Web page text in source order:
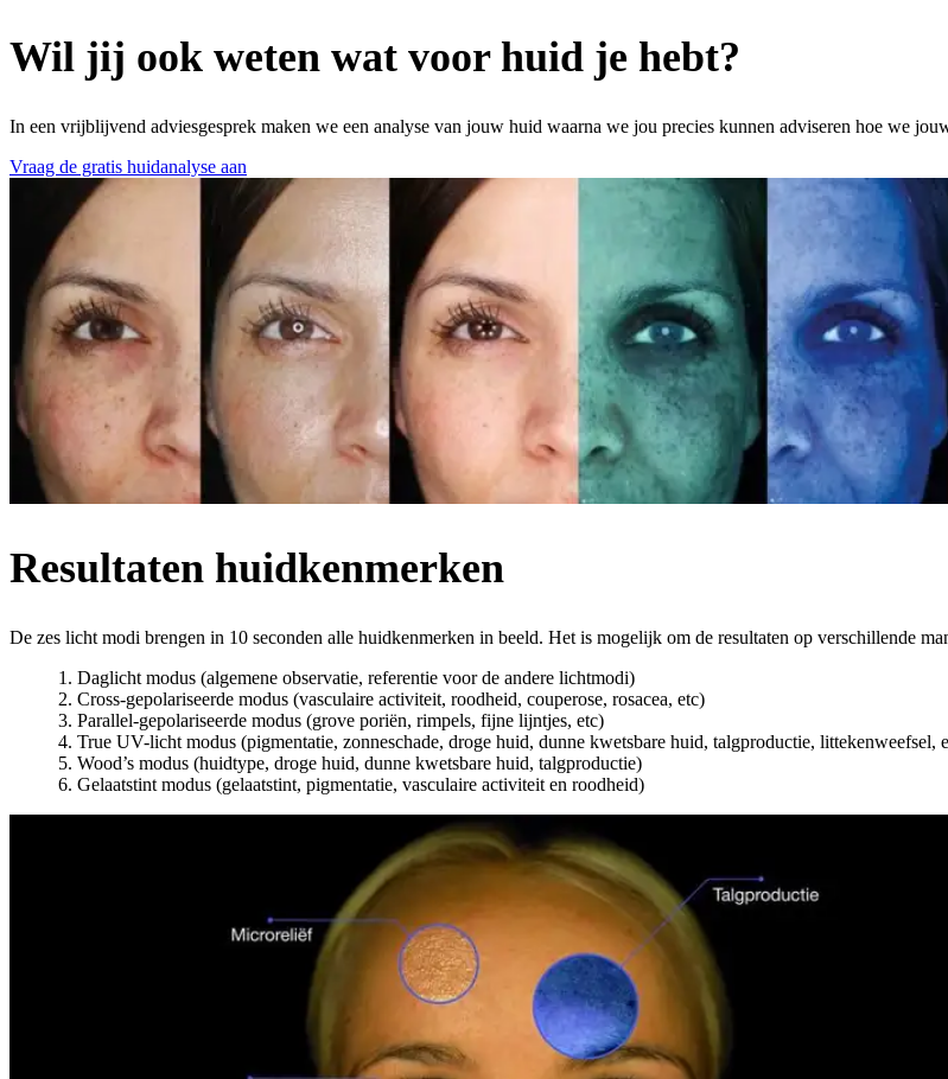
Wil jij ook weten wat voor huid je hebt?
In een vrijblijvend adviesgesprek maken we een analyse van jouw huid waarna we jou precies kunnen adviseren hoe we
Vraag de gratis huidanalyse aan
Resultaten huidkenmerken
De zes licht modi brengen in 10 seconden alle huidkenmerken in beeld. Het is mogelijk om de resultaten op verschillende
Daglicht modus (algemene observatie, referentie voor de andere lichtmodi)
Cross-gepolariseerde modus (vasculaire activiteit, roodheid, couperose, rosacea, etc)
Parallel-gepolariseerde modus (grove poriën, rimpels, fijne lijntjes, etc)
True UV-licht modus (pigmentatie, zonneschade, droge huid, dunne kwetsbare huid, talgproductie, littekenweefsel,
Wood’s modus (huidtype, droge huid, dunne kwetsbare huid, talgproductie)
Gelaatstint modus (gelaatstint, pigmentatie, vasculaire activiteit en roodheid)